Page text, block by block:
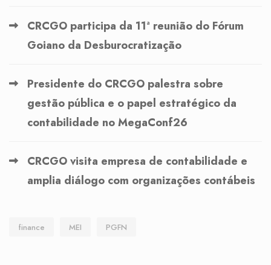
CRCGO participa da 11ª reunião do Fórum
Goiano da Desburocratização
Presidente do CRCGO palestra sobre
gestão pública e o papel estratégico da
contabilidade no MegaConf26
CRCGO visita empresa de contabilidade e
amplia diálogo com organizações contábeis
finance MEI PGFN